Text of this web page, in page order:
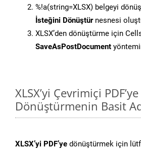
%!a(string=XLSX) belgeyi
İsteğini Dönüştürnesnesi
XLSX’den dönüştürme için
SaveAsPostDocument
XLSX’yi Çevrimiçi PDF’ye
Dönüştürmenin Basit
XLSX’yi PDF’ye dönüştürmek için